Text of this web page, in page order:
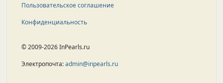
Пользовательское соглашение
Конфиденциальность
© 2009-2026 InPearls.ru
Электропочта:admin@inpearls.ru